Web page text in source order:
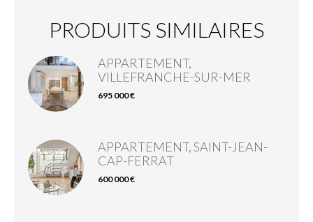
PRODUITS SIMILAIRES
APPARTEMENT,
VILLEFRANCHE-SUR-MER
695 000 €
APPARTEMENT, SAINT-JEAN-
CAP-FERRAT
600 000 €